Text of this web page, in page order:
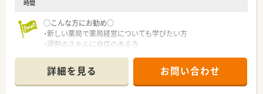
時間
○こんな方にお勧め○
・新しい薬局で薬局経営についても学びたい方
・調剤のスキルに自信のある方
詳細を見る お問い合わせ